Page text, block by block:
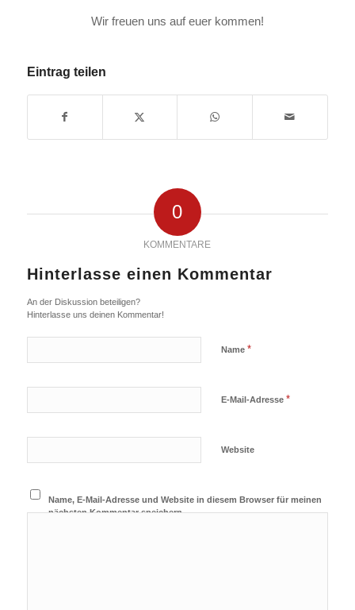
Wir freuen uns auf euer kommen!
Eintrag teilen
0
KOMMENTARE
Hinterlasse einen Kommentar
An der Diskussion beteiligen?
Hinterlasse uns deinen Kommentar!
Name *
E-Mail-Adresse *
Website
Name, E-Mail-Adresse und Website in diesem Browser für meinen
nächsten Kommentar speichern.